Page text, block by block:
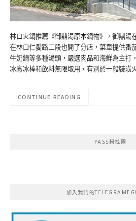
林口火鍋推薦《御鼎湯原本鍋物》，御鼎湯
在林口仁愛路二段也開了分店，菜單提供番
牛奶鍋等多種湯頭，嚴選肉品和海鮮為主打
冰廠冰棒和飲料無限取用，有別於一般裝潢
CONTINUE READING
YASS粉絲團
加入我們的